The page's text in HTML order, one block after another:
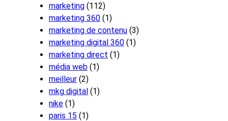
marketing (112)
marketing 360 (1)
marketing de contenu (3)
marketing digital 360 (1)
marketing direct (1)
média web (1)
meilleur (2)
mkg digital (1)
nike (1)
paris 15 (1)